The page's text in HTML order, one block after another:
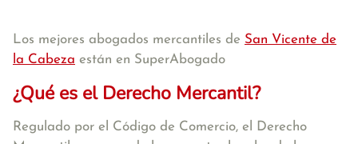
Los mejores abogados mercantiles de San Vicente de
la Cabeza están en SuperAbogado
¿Qué es el Derecho Mercantil?
Regulado por el Código de Comercio, el Derecho